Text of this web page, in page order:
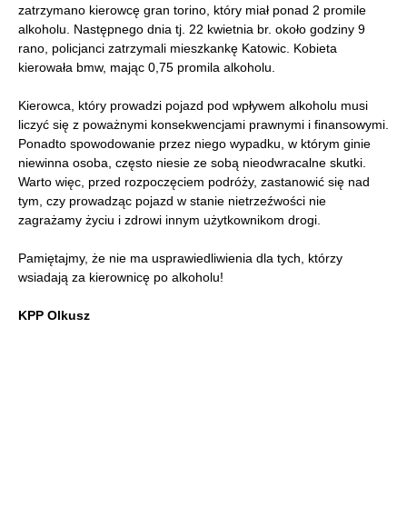
zatrzymano kierowcę gran torino, który miał ponad 2 promile
alkoholu. Następnego dnia tj. 22 kwietnia br. około godziny 9
rano, policjanci zatrzymali mieszkankę Katowic. Kobieta
kierowała bmw, mając 0,75 promila alkoholu.
Kierowca, który prowadzi pojazd pod wpływem alkoholu musi
liczyć się z poważnymi konsekwencjami prawnymi i finansowymi.
Ponadto spowodowanie przez niego wypadku, w którym ginie
niewinna osoba, często niesie ze sobą nieodwracalne skutki.
Warto więc, przed rozpoczęciem podróży, zastanowić się nad
tym, czy prowadząc pojazd w stanie nietrzeźwości nie
zagrażamy życiu i zdrowi innym użytkownikom drogi.
Pamiętajmy, że nie ma usprawiedliwienia dla tych, którzy
wsiadają za kierownicę po alkoholu!
KPP Olkusz